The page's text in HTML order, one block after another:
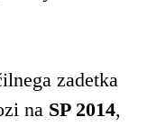
zadetka
na SP 2014,